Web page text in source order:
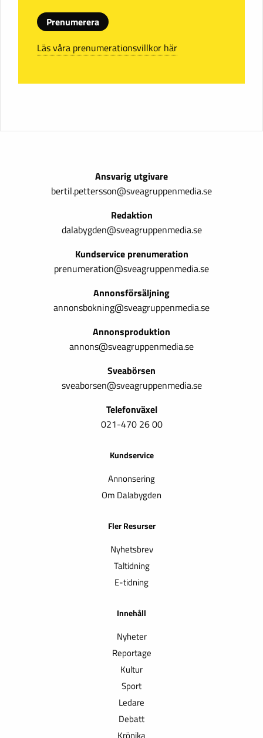
Prenumerera
Läs våra prenumerationsvillkor här
Ansvarig utgivare
bertil.pettersson@sveagruppenmedia.se
Redaktion
dalabygden@sveagruppenmedia.se
Kundservice prenumeration
prenumeration@sveagruppenmedia.se
Annonsförsäljning
annonsbokning@sveagruppenmedia.se
Annonsproduktion
annons@sveagruppenmedia.se
Sveabörsen
sveaborsen@sveagruppenmedia.se
Telefonväxel
021-470 26 00
Kundservice
Annonsering
Om Dalabygden
Fler Resurser
Nyhetsbrev
Taltidning
E-tidning
Innehåll
Nyheter
Reportage
Kultur
Sport
Ledare
Debatt